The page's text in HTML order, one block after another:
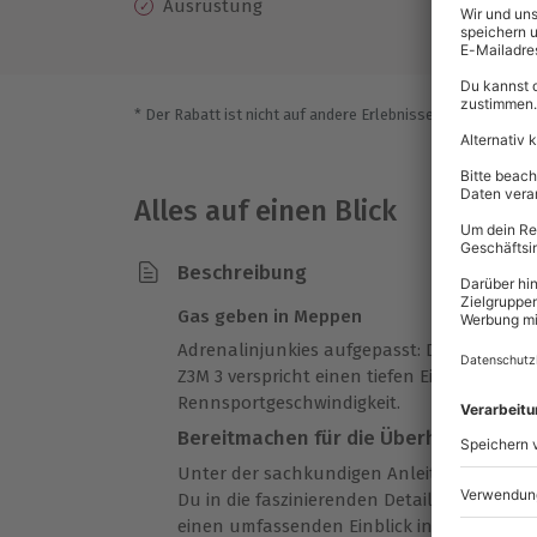
Ausrüstung
* Der Rabatt ist nicht auf andere Erlebnisse bei der
Alles auf einen Blick
Beschreibung
Gas geben in Meppen
Adrenalinjunkies aufgepasst: Das Renntaxi
Z3M 3 verspricht einen tiefen Einblick in die
Rennsportgeschwindigkeit.
Bereitmachen für die Überholspur
Unter der sachkundigen Anleitung eines
Du in die faszinierenden Details des
einen umfassenden Einblick in die